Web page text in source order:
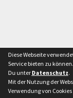
Diese Webseite
Service bieten zu
Du unter Datenschutz.
Mit der Nutzung der
Verwendung von